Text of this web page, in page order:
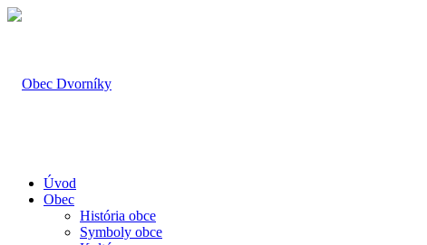
Úvod
Obec
História obce
Symboly obce